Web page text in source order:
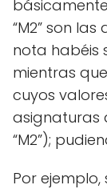
“M2” son
nota habéis
mientras
cuyos
asignaturas
“M2”);
Por